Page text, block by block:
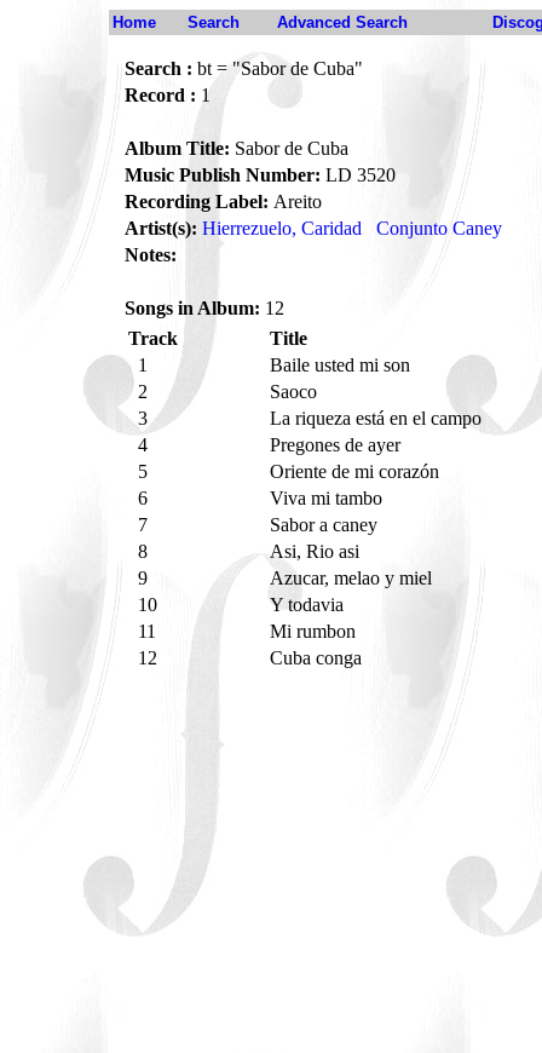
Home Search Advanced Search
Search : bt = "Sabor de Cuba"
Record : 1
Album Title: Sabor de Cuba
Music Publish Number: LD 3520
Recording Label: Areito
Artist(s): Hierrezuelo, Caridad
Conjunto Caney
Notes:
Songs in Album: 12
Track
Title
1
Baile usted mi son
2
Saoco
3
La riqueza está en el campo
4
Pregones de ayer
5
Oriente de mi corazón
6
Viva mi tambo
7
Sabor a caney
8
Asi, Rio asi
9
Azucar, melao y miel
10
Y todavia
11
Mi rumbon
12
Cuba conga